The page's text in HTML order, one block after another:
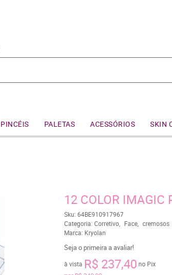
PINCÉIS PALETAS ACESSÓRIOS SKIN
12 COLOR IMAGIC
Sku: 64BE910917967
Categoria: Corretivo Face
cremosos
Marca: Kryolan
Seja o primeira a avaliar!
à vista R$ 237,40 no Pix